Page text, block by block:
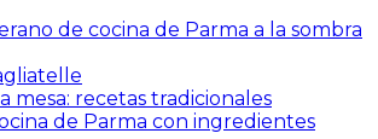
de cocina de Parma a la sombra
mesa: recetas tradicionales
de Parma con ingredientes